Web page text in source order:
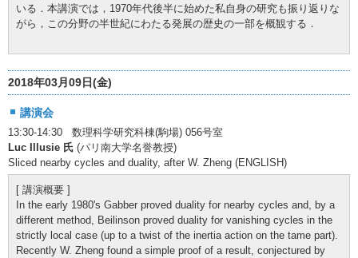
いる．本講演では，1970年代後半に始めた私自身の研究も振り返りな
がら，この分野の半世紀にわたる発展の歴史の一部を概観する．
2018年03月09日(金)
講演会
13:30-14:30 数理科学研究科棟(駒場) 056号室
Luc Illusie 氏 (パリ南大学名誉教授)
Sliced nearby cycles and duality, after W. Zheng (ENGLISH)
[ 講演概要 ]
In the early 1980's Gabber proved duality for nearby cycles and, by a
different method, Beilinson proved duality for vanishing cycles in the
strictly local case (up to a twist of the inertia action on the tame part).
Recently W. Zheng found a simple proof of a result, conjectured by